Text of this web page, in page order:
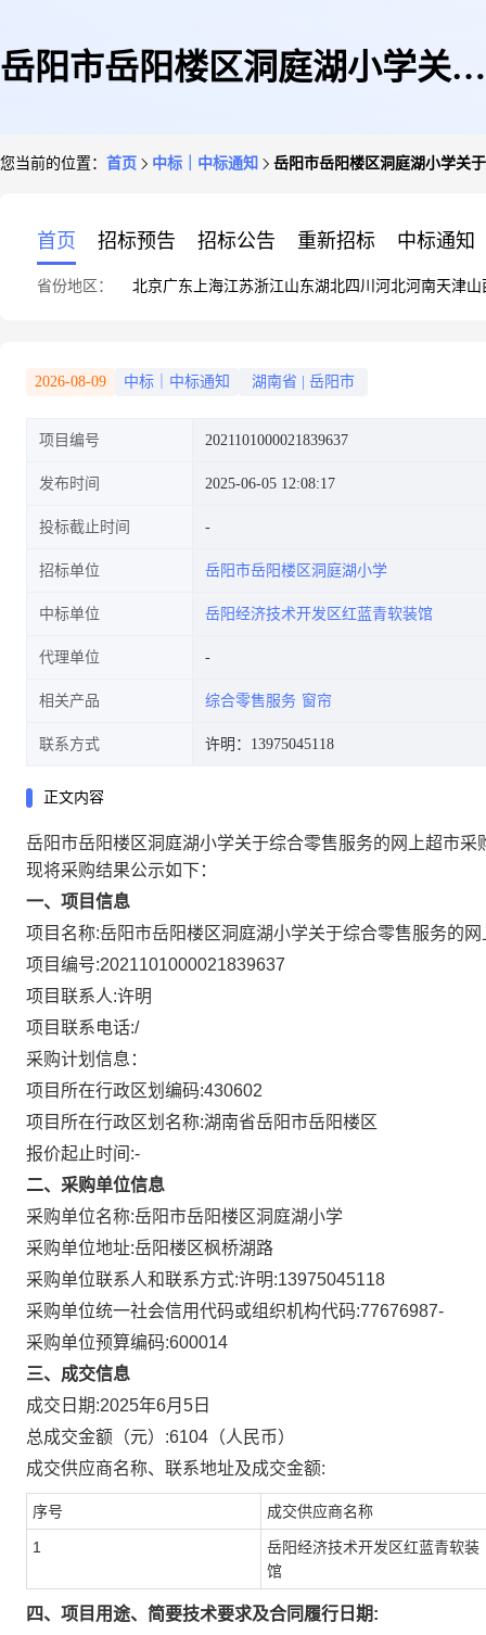
岳阳市岳阳楼区洞庭湖小学关于
您当前的位置： 首页 中标｜中标通知 岳阳市岳阳楼区洞庭湖小学关
首页 招标预告 招标公告 重新招标 中标通知
省份地区： 北京广东 上海江苏浙江山东湖北四川 河北河南天津山
2026-08-09 中标｜中标通知 湖南省 岳阳市
项目编号 2021101000021839637
发布时间 2025-06-05 12:08:17
投标截止时间
招标单位 岳阳市岳阳楼区洞庭湖小学
中标单位 岳阳经济技术开发区红蓝青软装馆
代理单位
相关产品 综合零售服务 窗帘
联系方式 许明：13975045118
正文内容
岳阳市岳阳楼区洞庭湖小学关于综合零售服务的网上超市采
现将采购结果公示如下：
一、项目信息
项目名称:岳阳市岳阳楼区洞庭湖小学关于综合零售服务的
项目编号:2021101000021839637
项目联系人:许明
项目联系电话:/
采购计划信息：
项目所在行政区划编码:430602
项目所在行政区划名称:湖南省岳阳市岳阳楼区
报价起止时间:-
二、采购单位信息
采购单位名称:岳阳市岳阳楼区洞庭湖小学
采购单位地址:岳阳楼区枫桥湖路
采购单位联系人和联系方式:许明:13975045118
采购单位统一社会信用代码或组织机构代码:77676987-
采购单位预算编码:600014
三、成交信息
成交日期:2025年6月5日
总成交金额（元）:6104 （人民币）
成交供应商名称、联系地址及成交金额:
序号 成交供应商名称
1
岳阳经济技术开发区红蓝青软装
馆
四、项目用途、简要技术要求及合同履行日期: